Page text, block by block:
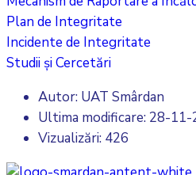
Plan de Integritate
Incidente de Integritate
Studii și Cercetări
Autor: UAT Smârdan
Ultima modificare: 28-11-
Vizualizări: 426